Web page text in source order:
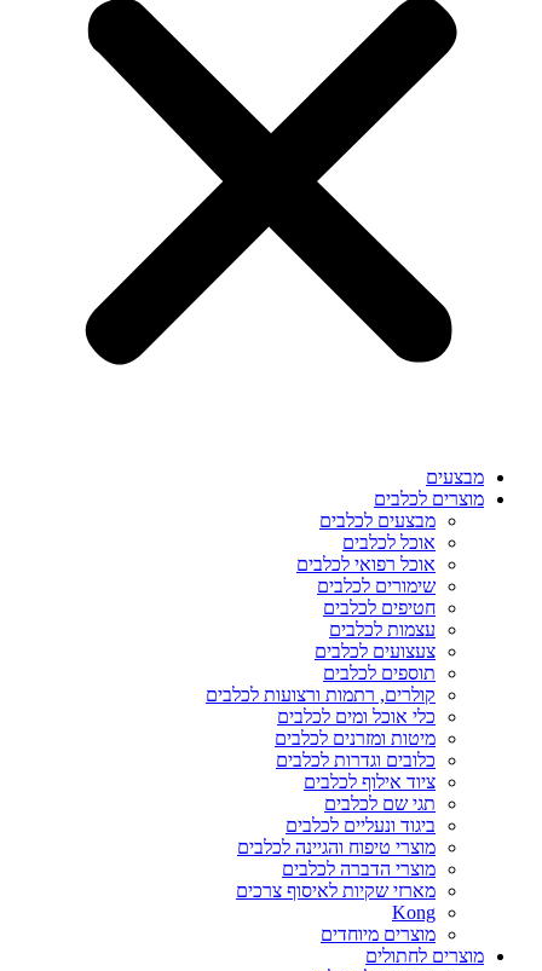
מבצעים
מוצרים לכלבים
מבצעים לכלבים
אוכל לכלבים
אוכל רפואי לכלבים
שימורים לכלבים
חטיפים לכלבים
עצמות לכלבים
צעצועים לכלבים
תוספים לכלבים
קולרים, רתמות ורצועות לכלבים
כלי אוכל ומים לכלבים
מיטות ומזרנים לכלבים
כלובים וגדרות לכלבים
ציוד אילוף לכלבים
תגי שם לכלבים
ביגוד ונעליים לכלבים
מוצרי טיפוח והגיינה לכלבים
מוצרי הדברה לכלבים
מארזי שקיות לאיסוף צרכים
Kong
מוצרים מיוחדים
מוצרים לחתולים